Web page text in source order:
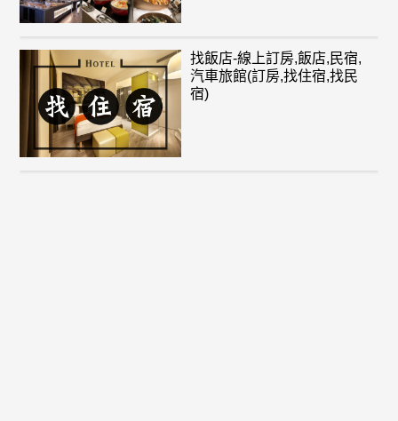
找飯店-線上訂房,飯店,民宿,
汽車旅館(訂房,找住宿,找民
宿)